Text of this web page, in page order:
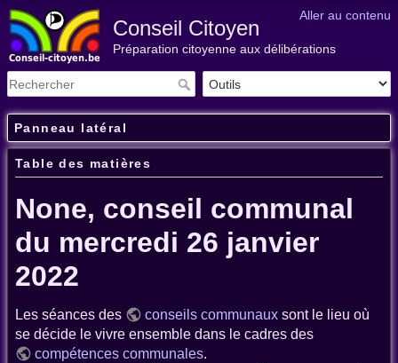
Aller au contenu
Conseil Citoyen
Préparation citoyenne aux délibérations
Panneau latéral
Table des matières
None, conseil communal
du mercredi 26 janvier
2022
Les séances des conseils communaux sont le lieu où
se décide le vivre ensemble dans le cadres des
compétences communales.